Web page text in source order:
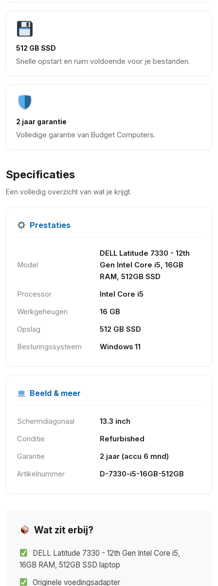
512 GB SSD
Snelle opstart en ruim voldoende voor je bestanden.
2 jaar garantie
Volledige garantie van Budget Computers.
Specificaties
Een volledig overzicht van wat je krijgt.
Prestaties
Model
DELL Latitude 7330 - 12th
Gen Intel Core i5, 16GB
RAM, 512GB SSD
Processor
Intel Core i5
Werkgeheugen
16 GB
Opslag
512 GB SSD
Besturingssysteem
Windows 11
Beeld & meer
Schermdiagonaal
13.3 inch
Conditie
Refurbished
Garantie
2 jaar (accu 6 mnd)
Artikelnummer
D-7330-i5-16GB-512GB
Wat zit erbij?
DELL Latitude 7330 - 12th Gen Intel Core i5,
16GB RAM, 512GB SSD laptop
Originele voedingsadapter